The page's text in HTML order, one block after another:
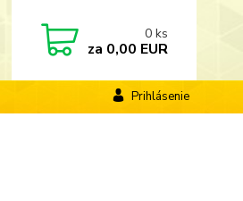
Prihlásenie
0 ks
za 0,00 EUR